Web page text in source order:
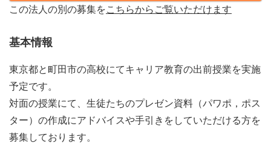
この法人の別の募集をこちらからご覧いただけます
基本情報
東京都と町田市の高校にてキャリア教育の出前授業を実施
予定です。
対面の授業にて、生徒たちのプレゼン資料（パワポ，ポス
ター）の作成にアドバイスや手引きをしていただける方を
募集しております。